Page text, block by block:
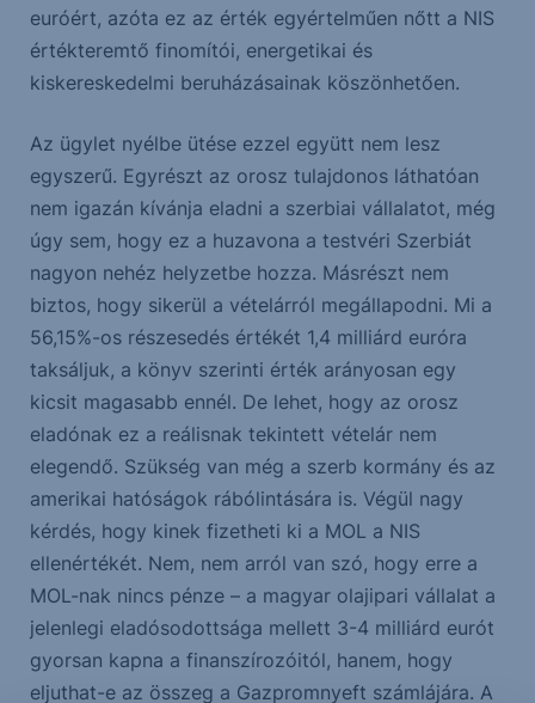
euróért, azóta ez az érték egyértelműen nőtt a NIS
értékteremtő finomítói, energetikai és
kiskereskedelmi beruházásainak köszönhetően.
Az ügylet nyélbe ütése ezzel együtt nem lesz
egyszerű. Egyrészt az orosz tulajdonos láthatóan
nem igazán kívánja eladni a szerbiai vállalatot, még
úgy sem, hogy ez a huzavona a testvéri Szerbiát
nagyon nehéz helyzetbe hozza. Másrészt nem
biztos, hogy sikerül a vételárról megállapodni. Mi a
56,15%-os részesedés értékét 1,4 milliárd euróra
taksáljuk, a könyv szerinti érték arányosan egy
kicsit magasabb ennél. De lehet, hogy az orosz
eladónak ez a reálisnak tekintett vételár nem
elegendő. Szükség van még a szerb kormány és az
amerikai hatóságok rábólintására is. Végül nagy
kérdés, hogy kinek fizetheti ki a MOL a NIS
ellenértékét. Nem, nem arról van szó, hogy erre a
MOL-nak nincs pénze – a magyar olajipari vállalat a
jelenlegi eladósodottsága mellett 3-4 milliárd eurót
gyorsan kapna a finanszírozóitól, hanem, hogy
eljuthat-e az összeg a Gazpromnyeft számlájára. A